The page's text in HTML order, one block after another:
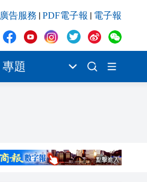
廣告服務 PDF電子報 電子報
專題